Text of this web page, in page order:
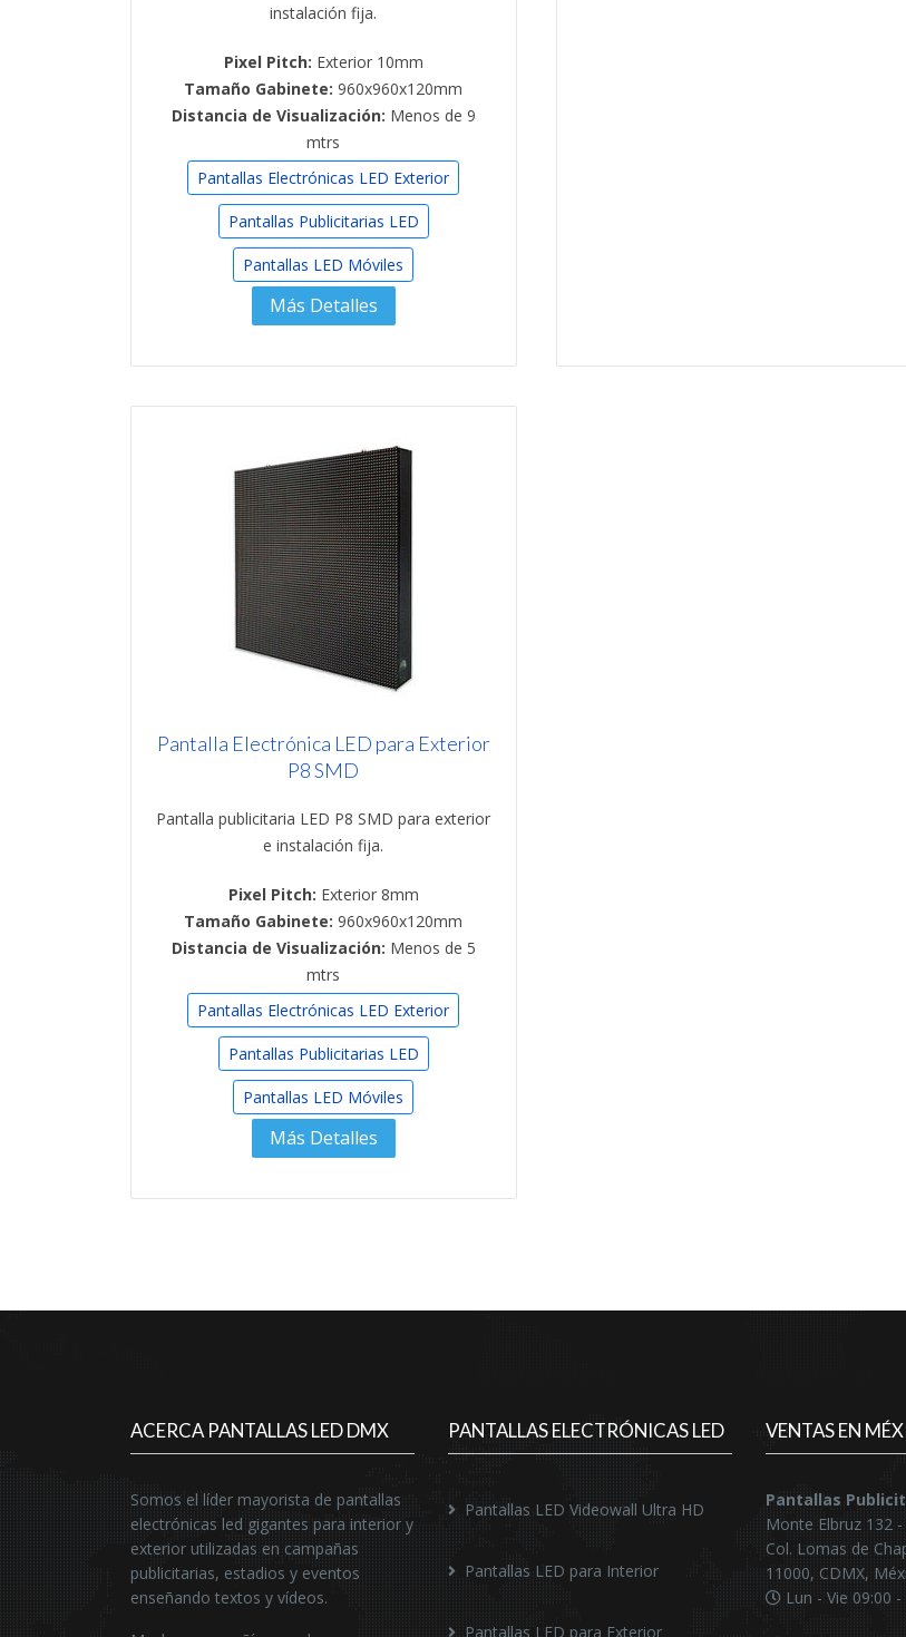
instalación fija.
Pixel Pitch: Exterior 10mm
Tamaño Gabinete:960x960x120mm
Distancia de Visualización: Menos de 9
mtrs
Pantallas Electrónicas LED Exterior
Pantallas Publicitarias LED
Pantallas LED Móviles
Más Detalles
Pantalla Electrónica LED para Exterior
P8 SMD
Pantalla publicitaria LED P8 SMD para exterior
e instalación fija.
Pixel Pitch: Exterior 8mm
Tamaño Gabinete:960x960x120mm
Distancia de Visualización: Menos de 5
mtrs
Pantallas Electrónicas LED Exterior
Pantallas Publicitarias LED
Pantallas LED Móviles
Más Detalles
ACERCA PANTALLAS LED DMX
Somos el líder mayorista de pantallas
electrónicas led gigantes para interior y
exterior utilizadas en campañas
publicitarias, estadios y eventos
enseñando textos y vídeos.
PANTALLAS ELECTRÓNICAS LED
Pantallas LED Videowall Ultra HD
Pantallas LED para Interior
Pantallas LED para Exterior
VENTAS EN
Pantallas
Monte Elbruz 132
Col. Lomas de
11000, CDMX,
Lun - Vie 09:00 -